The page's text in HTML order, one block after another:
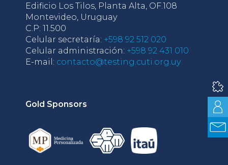
Edificio Los Tilos, Planta Alta, OF.108
Montevideo, Uruguay
C.P: 11.500
Celular secretaría: +598 92 512 020
Celular administración: +598 92 431 010
E-mail: contacto@testing.cuti.org.uy
Gold Sponsors